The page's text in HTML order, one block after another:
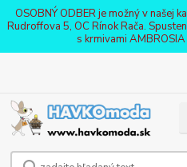
OSOBNÝ ODBER je možný v našej
Rudroffova 5, OC Rínok Rača.
s krmivami AMBROSIA